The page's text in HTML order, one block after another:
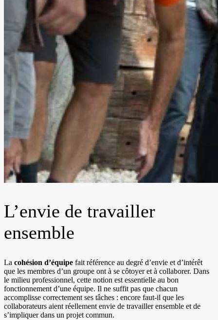
L’envie de travailler
ensemble
La cohésion d’équipe fait référence au degré d’envie et d’intérêt
que les membres d’un groupe ont à se côtoyer et à collaborer. Dans
le milieu professionnel, cette notion est essentielle au bon
fonctionnement d’une équipe. Il ne suffit pas que chacun
accomplisse correctement ses tâches : encore faut-il que les
collaborateurs aient réellement envie de travailler ensemble et de
s’impliquer dans un projet commun.